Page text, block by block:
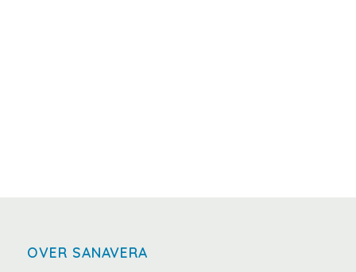
OVER SANAVERA